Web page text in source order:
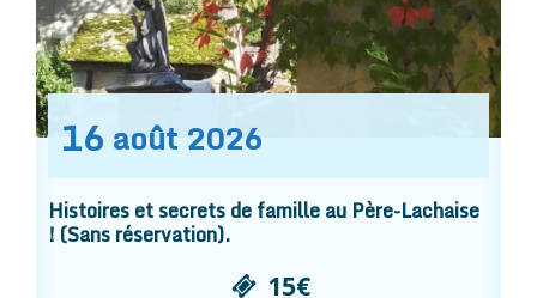
16 août 2026
Histoires et secrets de famille au Père-Lachaise
! (Sans réservation).
15€